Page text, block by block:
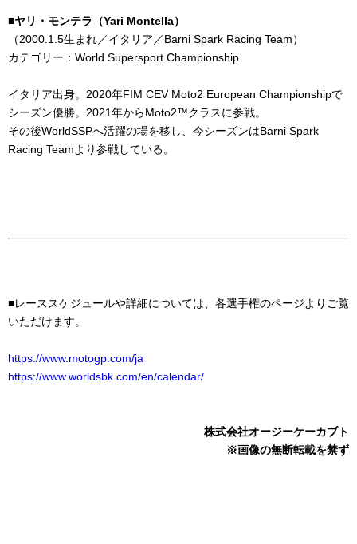
■ヤリ・モンテラ（Yari Montella）
（2000.1.5生まれ／イタリア／Barni Spark Racing Team）
カテゴリー： World Supersport Championship
イタリア出身。 2020年FIM CEV Moto2 European Championshipで
シーズン優勝。 2021年からMoto2™クラスに参戦。
その後WorldSSPへ活躍の場を移し、今シーズンはBarni Spark
Racing Teamより参戦している。
■レーススケジュールや詳細については、各選手権のページよりご覧
いただけます。
https://www.motogp.com/ja
https://www.worldsbk.com/en/calendar/
株式会社オージーケーカブト
※画像の無断転載を禁ず